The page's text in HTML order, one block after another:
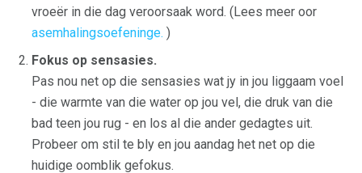
vroeër in die dag veroorsaak word. (Lees meer oor
asemhalingsoefeninge. )
Fokus op sensasies.
Pas nou net op die sensasies wat jy in jou liggaam voel
- die warmte van die water op jou vel, die druk van die
bad teen jou rug - en los al die ander gedagtes uit.
Probeer om stil te bly en jou aandag het net op die
huidige oomblik gefokus.